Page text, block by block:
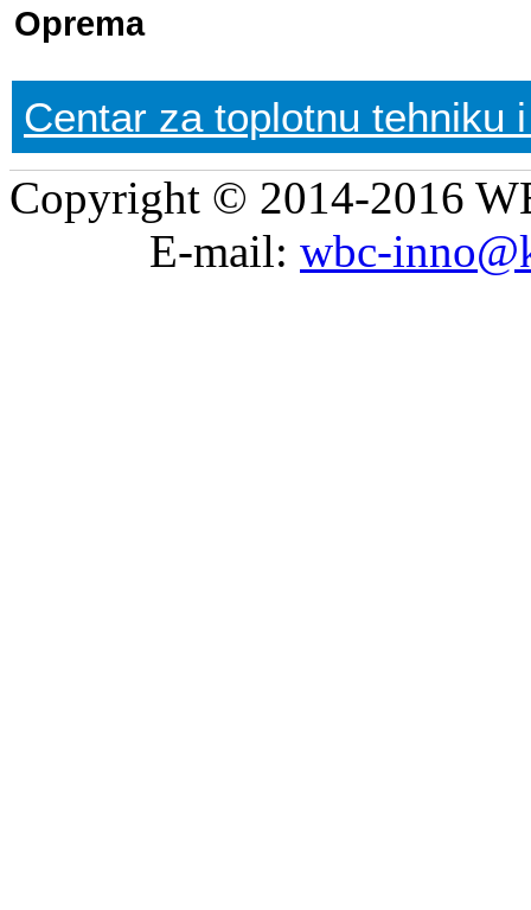
Oprema
Centar za toplotnu tehniku
Copyright © 2014-2016
E-mail: wbc-